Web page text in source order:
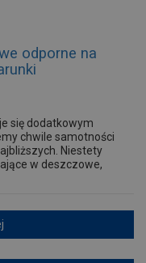
odporne na
się dodatkowym
chwile samotności
Niestety
w deszczowe,